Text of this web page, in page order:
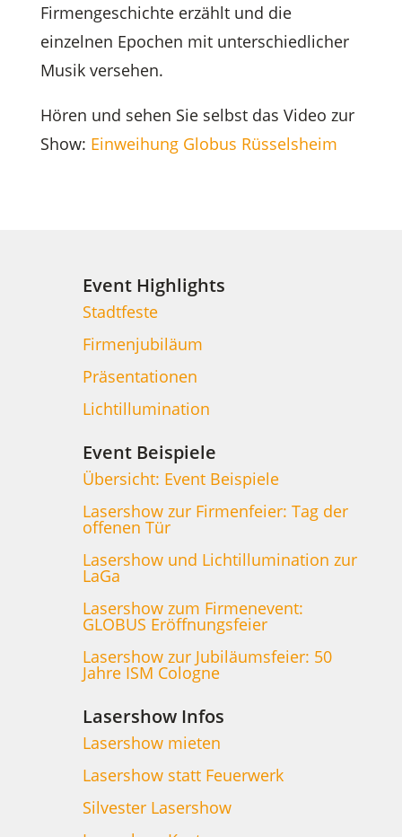
Firmengeschichte erzählt und die
einzelnen Epochen mit unterschiedlicher
Musik versehen.
Hören und sehen Sie selbst das Video zur
Show: Einweihung Globus Rüsselsheim
Event Highlights
Stadtfeste
Firmenjubiläum
Präsentationen
Lichtillumination
Event Beispiele
Übersicht: Event Beispiele
Lasershow zur Firmenfeier: Tag der
offenen Tür
Lasershow und Lichtillumination zur
LaGa
Lasershow zum Firmenevent:
GLOBUS Eröffnungsfeier
Lasershow zur Jubiläumsfeier: 50
Jahre ISM Cologne
Lasershow Infos
Lasershow mieten
Lasershow statt Feuerwerk
Silvester Lasershow